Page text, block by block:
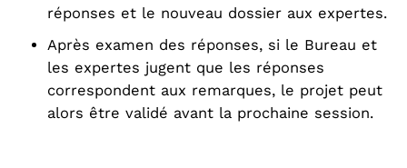
réponses et le nouveau dossier aux expertes.
Après examen des réponses, si le Bureau et
les expertes jugent que les réponses
correspondent aux remarques, le projet peut
alors être validé avant la prochaine session.